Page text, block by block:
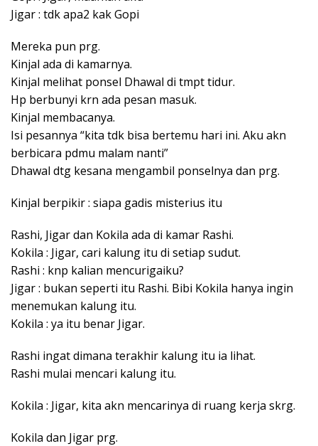
Jigar : tdk apa2 kak Gopi
Mereka pun prg.
Kinjal ada di kamarnya.
Kinjal melihat ponsel Dhawal di tmpt tidur.
Hp berbunyi krn ada pesan masuk.
Kinjal membacanya.
Isi pesannya “kita tdk bisa bertemu hari ini. Aku akn
berbicara pdmu malam nanti”
Dhawal dtg kesana mengambil ponselnya dan prg.
Kinjal berpikir : siapa gadis misterius itu
Rashi, Jigar dan Kokila ada di kamar Rashi.
Kokila : Jigar, cari kalung itu di setiap sudut.
Rashi : knp kalian mencurigaiku?
Jigar : bukan seperti itu Rashi. Bibi Kokila hanya ingin
menemukan kalung itu.
Kokila : ya itu benar Jigar.
Rashi ingat dimana terakhir kalung itu ia lihat.
Rashi mulai mencari kalung itu.
Kokila : Jigar, kita akn mencarinya di ruang kerja skrg.
Kokila dan Jigar prg.